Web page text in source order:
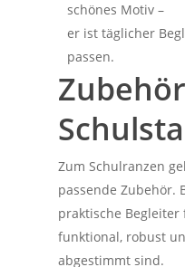
schönes Motiv –
er ist täglicher
passen.
Zum Schulranzen
passende Zubehör.
praktische
funktional, robust
abgestimmt sind.